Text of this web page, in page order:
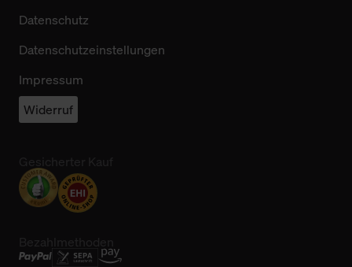
Datenschutz
Datenschutzeinstellungen
Impressum
Widerruf